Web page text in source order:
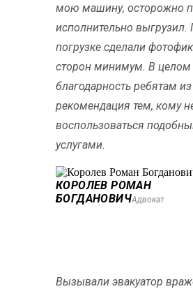
мою машину, осторожно
исполнительно выгрузил.
погрузке сделали
сторон минимум. В
благодарность ребятам
рекомендация тем, кому
воспользоваться
услугами.
КОРОЛЕВ РОМАН
БОГДАНОВИЧАдвокат
Вызывали эвакуатор